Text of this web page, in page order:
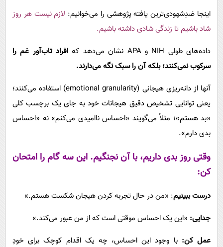
اینجا ضدِشهودی‌ترین یافته پژوهشی را می‌خوانیم: لازم نیست هر روز
شاد باشیم تا زندگی شادی داشته باشیم.
داده‌های طولی NIH و APA نشان می‌دهد که
افراد تاب‌آور غم را
سرکوب نمی‌کنند؛ بلکه آن را سبک نگه می‌دارند.
آنها از دانه‌ریزی هیجانی (emotional granularity) استفاده می‌کنند؛
یعنی توانایی تشخیص دقیق هیجانات خود به جای یک برچسب کلی
«بد هستم»؛ مثلاً می‌گویند «احساس ناامیدی می‌کنم» نه «احساس
بدی دارم».
وقتی روز بدی داریم، با آن نجنگیم. این سه گام را امتحان
کن:
درست ببینیم: «من در حال تجربه کردن هیجان شکست هستم.»
جدایی: «این یک احساس موقتی است که از من عبور می‌کند.»
عمل کن: با وجود این احساس، چه یک اقدام کوچک برای خودِ